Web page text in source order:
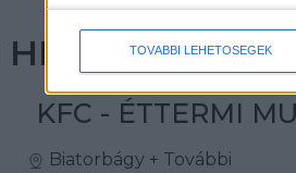
TOVÁBBI LEHETŐSÉGEK
KFC - ÉTTERMI
Biatorbágy + További